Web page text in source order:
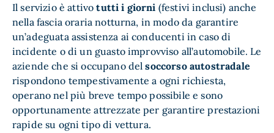
Il servizio è attivotutti i giorni (festivi inclusi) anche
nella fascia oraria notturna, in modo da garantire
un’adeguata assistenza ai conducenti in caso di
incidente o di un guasto improvviso all’automobile. Le
aziende che si occupano delsoccorso autostradale
rispondono tempestivamente a ogni richiesta,
operano nel più breve tempo possibile e sono
opportunamente attrezzate per garantire prestazioni
rapide su ogni tipo di vettura.